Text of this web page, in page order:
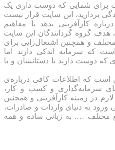
برای شمایی که دوست داری یک
بردارید، این سایت قرار نیست
کارآفرینی بدهد یا مفاهیم
هدف گروه گردانندگان این سایت
و همچنین اشتغال‌زایی برای
که سرمایه اندکی دارند اما
که دوست دارند با دستانشان و با
است که ‌اطلاعات کافی درباره‌ی
سرمایه‌گذاری و کسب و کار،
در زمینه کارآفرینی و همچنین
ورود به دنیای واردات و صادرات،
مختلف …. به زبانی ساده و همه